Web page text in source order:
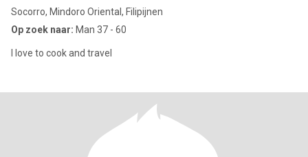
Socorro, Mindoro Oriental, Filipijnen
Op zoek naar: Man 37 - 60
I love to cook and travel